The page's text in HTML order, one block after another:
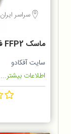
سراسر ایران
ماسک FFP2 فیلتر دار 5 لایه
سایت آفکادو
اطلاعات بیشتر...